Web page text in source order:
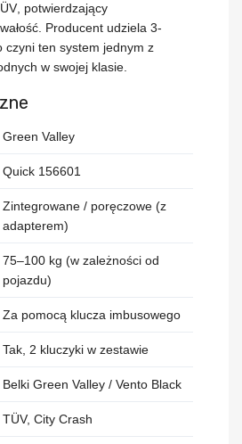
, potwierdzający
Producent udziela 3-
czyni ten system jednym z
w swojej klasie.
Green Valley
Quick 156601
Zintegrowane / poręczowe (z
adapterem)
75–100 kg (w zależności od
pojazdu)
Za pomocą klucza imbusowego
Tak, 2 kluczyki w zestawie
Belki Green Valley / Vento Black
TÜV, City Crash